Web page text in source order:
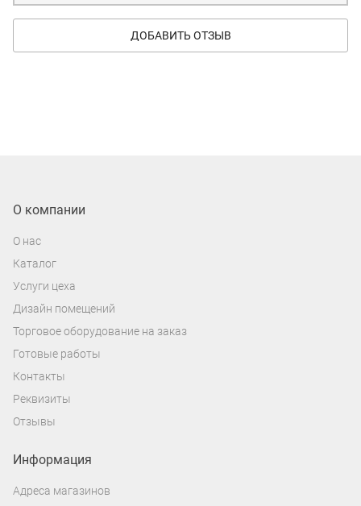
ДОБАВИТЬ ОТЗЫВ
О компании
О нас
Каталог
Услуги цеха
Дизайн помещений
Торговое оборудование на заказ
Готовые работы
Контакты
Реквизиты
Отзывы
Информация
Адреса магазинов